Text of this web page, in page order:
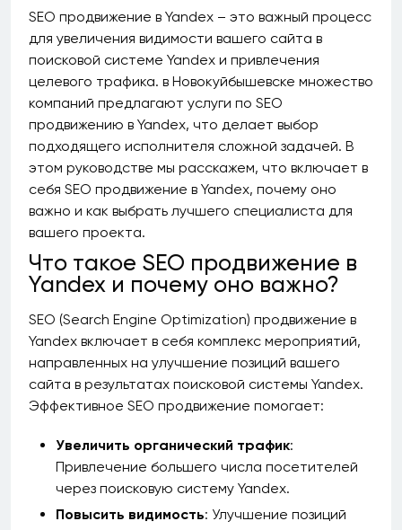
SEO продвижение в Yandex – это важный процесс
для увеличения видимости вашего сайта в
поисковой системе Yandex и привлечения
целевого трафика. в Новокуйбышевске множество
компаний предлагают услуги по SEO
продвижению в Yandex, что делает выбор
подходящего исполнителя сложной задачей. В
этом руководстве мы расскажем, что включает в
себя SEO продвижение в Yandex, почему оно
важно и как выбрать лучшего специалиста для
вашего проекта.
Что такое SEO продвижение в
Yandex и почему оно важно?
SEO (Search Engine Optimization) продвижение в
Yandex включает в себя комплекс мероприятий,
направленных на улучшение позиций вашего
сайта в результатах поисковой системы Yandex.
Эффективное SEO продвижение помогает:
Увеличить органический трафик:
Привлечение большего числа посетителей
через поисковую систему Yandex.
Повысить видимость: Улучшение позиций